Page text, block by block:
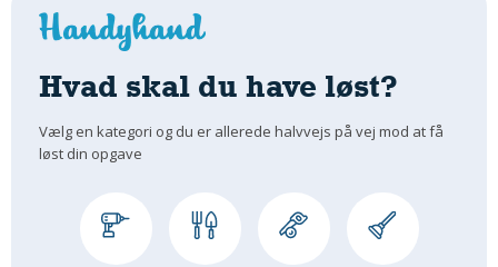
Om Materialer
HANDYMAN
Tips Og Tricks
Andet
Hvad skal du have løst?
Vælg en kategori og du er allerede halvvejs på vej mod at få
løst din opgave